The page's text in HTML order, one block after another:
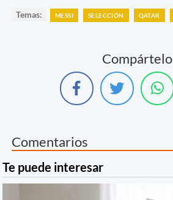
Temas: MESSI SELECCIÓN QATAR
Compártelo
Comentarios